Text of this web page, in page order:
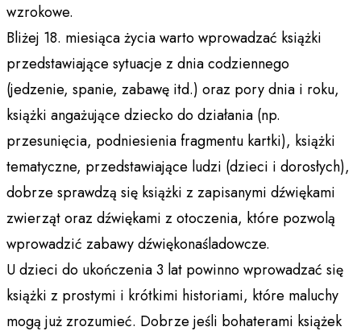
wzrokowe.
Bliżej 18. miesiąca życia warto wprowadzać książki
przedstawiające sytuacje z dnia codziennego
(jedzenie, spanie, zabawę itd.) oraz pory dnia i roku,
książki angażujące dziecko do działania (np.
przesunięcia, podniesienia fragmentu kartki), książki
tematyczne, przedstawiające ludzi (dzieci i dorosłych),
dobrze sprawdzą się książki z zapisanymi dźwiękami
zwierząt oraz dźwiękami z otoczenia, które pozwolą
wprowadzić zabawy dźwiękonaśladowcze.
U dzieci do ukończenia 3 lat powinno wprowadzać się
książki z prostymi i krótkimi historiami, które maluchy
mogą już zrozumieć. Dobrze jeśli bohaterami książek